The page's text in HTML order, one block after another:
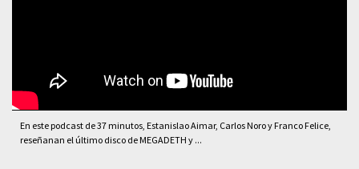
En este podcast de 37 minutos, Estanislao Aimar, Carlos Noro y Franco Felice,
reseñanan el último disco de MEGADETH y ...